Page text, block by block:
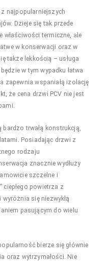
z najpopularniejszych
Dzieje się tak przede
właściwości termiczne, ale
w konserwacji oraz w
także lekkością – usługa
w tym wypadku łatwa
zapewnia wspaniałą izolację
że cena drzwi PCV nie jest
bardzo trwałą konstrukcją,
Posiadając drzwi z
rodzaju
znacznie wydłuży
szczelne i
ciepłego powietrza z
się niezwykłą
pasującym do wielu
bierze się głównie
oraz wytrzymałości. Nie